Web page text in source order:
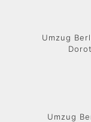
Umzug
Umzug